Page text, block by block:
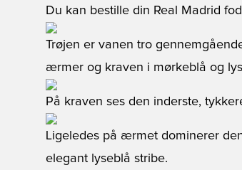
Du kan bestille din Real Madrid
Trøjen er vanen tro
ærmer og kraven i mørkeblå og
På kraven ses den inderste,
Ligeledes på ærmet dominerer
elegant lyseblå stribe.